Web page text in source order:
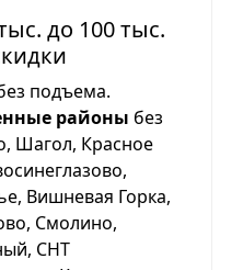
до 100 тыс.
подъема.
районы без
Шагол, Красное
Вишневая Горка,
Смолино,
СНТ